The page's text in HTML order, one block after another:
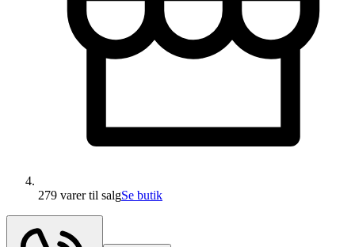
279 varertil salgSe butik